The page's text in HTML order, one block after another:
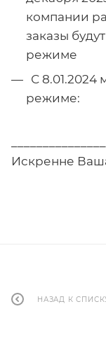
компании
заказы
режиме
С 8.01.2024
режиме:
Искренне
НАЗАД К